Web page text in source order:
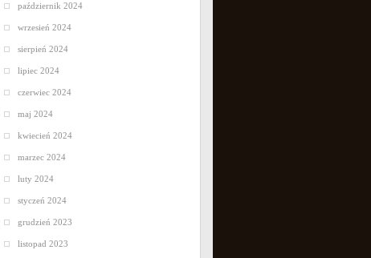
październik 2024
wrzesień 2024
sierpień 2024
lipiec 2024
czerwiec 2024
maj 2024
kwiecień 2024
marzec 2024
luty 2024
styczeń 2024
grudzień 2023
listopad 2023